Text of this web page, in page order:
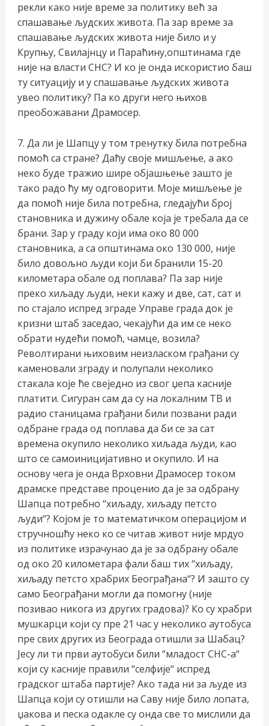
рекли како није време за политику већ за
спашавање људских живота. Па зар време за
спашавање људских живота није било и у
Крупњу, Свилајнцу и Параћину,општинама где
није на власти СНС? И ко је онда искористио баш
ту ситуацију и у спашавање људских живота
увео политику? Па ко други него њихов
преобожавани Драмосер.
7. Да ли је Шапцу у том тренутку била потребна
помоћ са стране? Даћу своје мишљење, а ако
неко буде тражио шире објашњење зашто је
тако радо ћу му одговорити. Моје мишљење је
да помоћ није била потребна, гледајући број
становника и дужину обале која је требала да се
брани. Зар у граду који има око 80 000
становника, а са општинама око 130 000, није
било довољно људи који би бранили 15-20
километара обале од поплава? Па зар није
преко хиљаду људи, неки кажу и две, сат, сат и
по стајало испред зграде Управе града док је
кризни штаб заседао, чекајући да им се неко
обрати нудећи помоћ, чамце, возила?
Револтирани њиховим неизласком грађани су
каменовали зграду и полупали неколико
стакала које ће свеједно из свог џепа касније
платити. Сигуран сам да су на локалним ТВ и
радио станицама грађани били позвани ради
одбране града од поплава да би се за сат
времена окупило неколико хиљада људи, као
што се самоиницијативно и окупило. И на
основу чега је онда Врховни Драмосер током
драмске представе проценио да је за одбрану
Шапца потребно “хиљаду, хиљаду петсто
људи“? Којом је то математичком операцијом и
стручношћу неко ко се читав живот није мрдуо
из политике израчунао да је за одбрану обале
од око 20 километара фали баш тих “хиљаду,
хиљаду петсто храбрих Београђана“? И зашто су
само Београђани могли да помогну (није
позивао никога из других градова)? Ко су храбри
мушкарци који су пре 21 час у неколико аутобуса
пре свих других из Београда отишли за Шабац?
Јесу ли ти први аутобуси били “младост СНС-а“
који су касније правили “селфије“ испред
градског штаба партије? Ако тада ни за људе из
Шапца који су отишли на Саву није било лопата,
џакова и песка одакле су онда све то мислили да